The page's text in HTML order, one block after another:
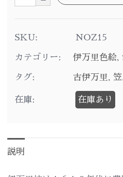
SKU: NOZ15
カテゴリー: 伊万里色絵,
タグ: 古伊万里, 笠
在庫: 在庫あり
説明